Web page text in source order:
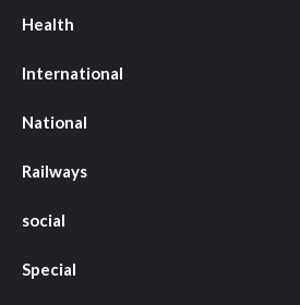
Health
International
National
Railways
social
Special